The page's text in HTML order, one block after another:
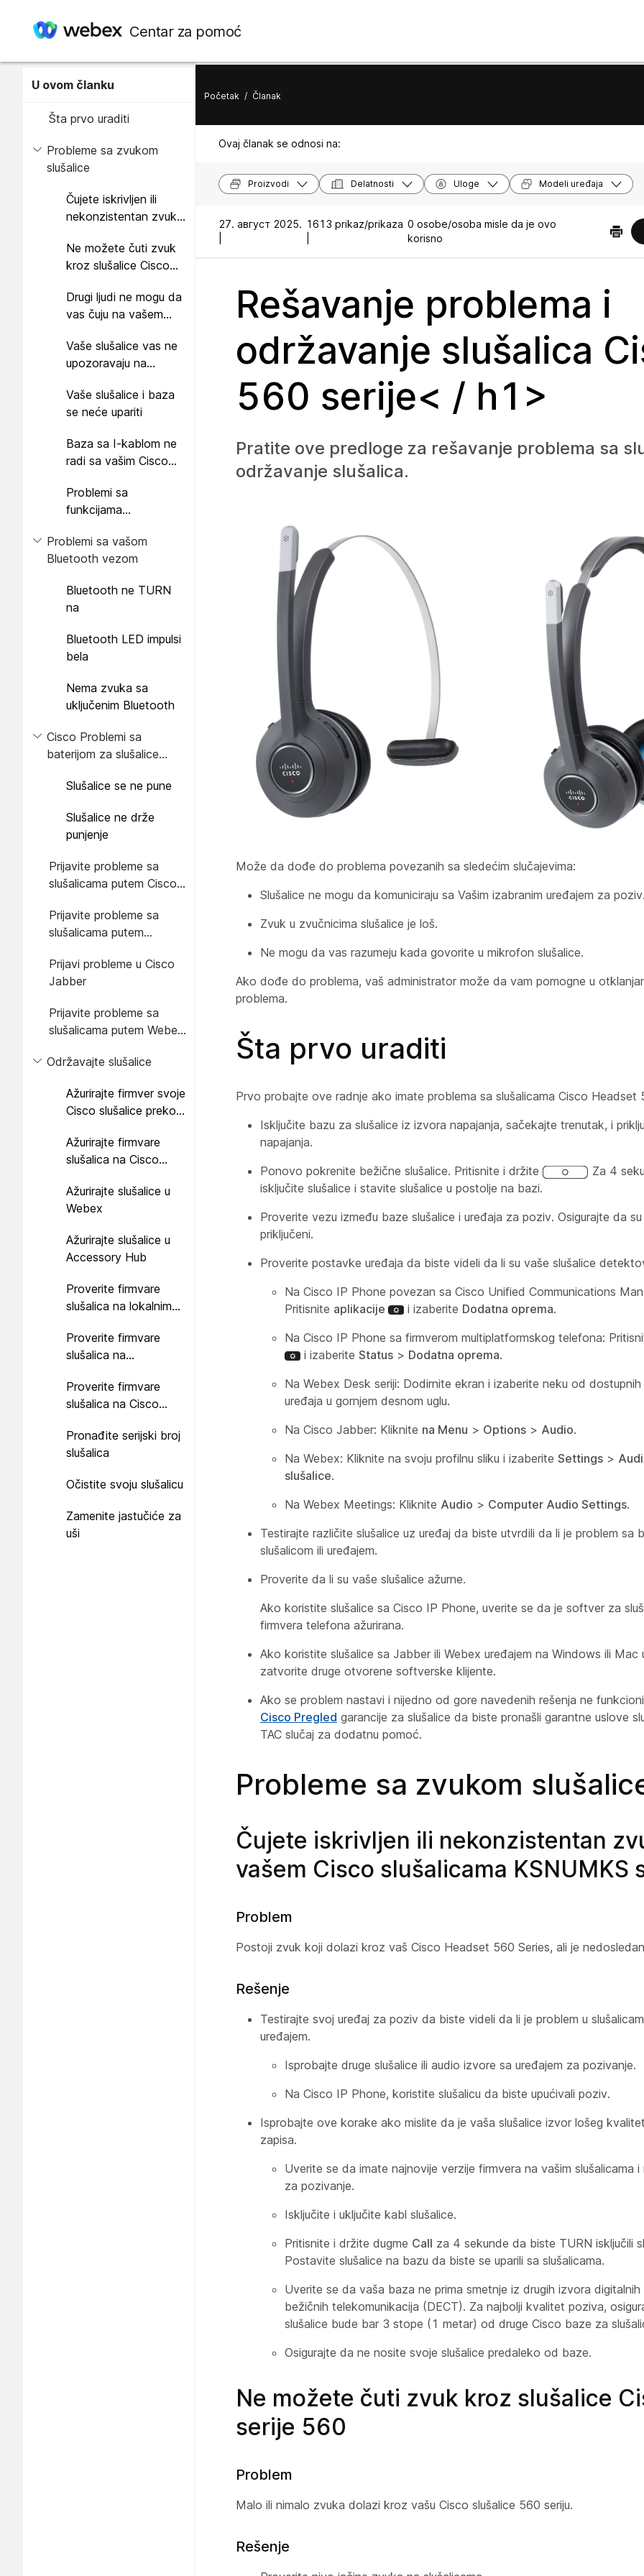
Centar za pomoć
U ovom članku
Šta prvo uraditi
Probleme sa zvukom
slušalice
Čujete iskrivljen ili
nekonzistentan zvuk u
slušalicama
KSNUMKS serije
Ne možete čuti zvuk
kroz slušalice Cisco
Drugi ljudi ne mogu da
vas čuju na vašem
serije
Vaše slušalice vas ne
upozoravaju na
Cisco IP Phone
Vaše slušalice i baza
se neće upariti
Baza sa I-kablom ne
radi sa vašim Cisco
Problemi sa
funkcijama
Cisco slušalicama
KSNUMKS serije
Problemi sa vašom
Bluetooth vezom
Bluetooth ne TURN
na
Bluetooth LED impulsi
bela
Nema zvuka sa
uključenim Bluetooth
Cisco Problemi sa
baterijom za slušalice
Slušalice se ne pune
Slušalice ne drže
punjenje
Prijavite probleme sa
slušalicama putem Cisco
Prijavite probleme sa
slušalicama putem
telefona
Prijavi probleme u Cisco
Jabber
Prijavite probleme sa
slušalicama putem Webex
Održavajte slušalice
Ažurirajte firmver svoje
Cisco slušalice preko
Ažurirajte firmvare
slušalica na Cisco
Ažurirajte slušalice u
Webex
Ažurirajte slušalice u
Accessory Hub
Proverite firmvare
slušalica na lokalnim
Proverite firmvare
slušalica na
telefonima
Proverite firmvare
slušalica na Cisco
Pronađite serijski broj
slušalica
Očistite svoju slušalicu
Zamenite jastučiće za
uši
Početak / Članak
Ovaj članak se odnosi na:
Proizvodi Delatnosti Uloge Modeli uređaja
27. август 2025. 1613 prikaz/prikaza 0 osobe/osoba misle da je ovo
korisno
Rešavanje problema i
održavanje slušalica
560 serije< / h1>
Pratite ove predloge za rešavanje problema sa
održavanje slušalica.
Može da dođe do problema povezanih sa sledećim slučajevima:
Slušalice ne mogu da komuniciraju sa Vašim izabranim uređajem za
Zvuk u zvučnicima slušalice je loš.
Ne mogu da vas razumeju kada govorite u mikrofon slušalice.
Ako dođe do problema, vaš administrator može da vam pomogne u
problema.
Šta prvo uraditi
Prvo probajte ove radnje ako imate problema sa slušalicama Cisco Headset
Isključite bazu za slušalice iz izvora napajanja, sačekajte trenutak, i
napajanja.
Ponovo pokrenite bežične slušalice. Pritisnite i držite
Za 4
isključite slušalice i stavite slušalice u postolje na bazi.
Proverite vezu između baze slušalice i uređaja za poziv. Osigurajte da
priključeni.
Proverite postavke uređaja da biste videli da li su vaše slušalice
Na Cisco IP Phone povezan sa Cisco Unified Communications
Pritisnite aplikacije i izaberite Dodatna oprema.
Na Cisco IP Phone sa firmverom multiplatformskog telefona:
i izaberiteStatus > Dodatna oprema.
Na Webex Desk seriji: Dodirnite ekran i izaberite neku od
uređaja u gornjem desnom uglu.
Na Cisco Jabber: Kliknite na Menu > Options > Audio.
Na Webex: Kliknite na svoju profilnu sliku i izaberite Settings >
slušalice.
Na Webex Meetings: Kliknite Audio > Computer Audio Settings.
Testirajte različite slušalice uz uređaj da biste utvrdili da li je problem sa
slušalicom ili uređajem.
Proverite da li su vaše slušalice ažurne.
Ako koristite slušalice sa Cisco IP Phone, uverite se da je softver za
firmvera telefona ažurirana.
Ako koristite slušalice sa Jabber ili Webex uređajem na Windows ili Mac
zatvorite druge otvorene softverske klijente.
Ako se problem nastavi i nijedno od gore navedenih rešenja ne
Cisco Pregled garancije za slušalice da biste pronašli garantne uslove
TAC slučaj za dodatnu pomoć.
Probleme sa zvukom
Čujete iskrivljen ili nekonzistentan
vašem Cisco slušalicama KSNUMKS
Problem
Postoji zvuk koji dolazi kroz vaš Cisco Headset 560 Series, ali je
Rešenje
Testirajte svoj uređaj za poziv da biste videli da li je problem u
uređajem.
Isprobajte druge slušalice ili audio izvore sa uređajem za pozivanje.
Na Cisco IP Phone, koristite slušalicu da biste upućivali poziv.
Isprobajte ove korake ako mislite da je vaša slušalice izvor lošeg
zapisa.
Uverite se da imate najnovije verzije firmvera na vašim slušalicama i
za pozivanje.
Isključite i uključite kabl slušalice.
Pritisnite i držite dugme Call za 4 sekunde da biste TURN isključili
Postavite slušalice na bazu da biste se uparili sa slušalicama.
Uverite se da vaša baza ne prima smetnje iz drugih izvora
bežičnih telekomunikacija (DECT). Za najbolji kvalitet poziva,
slušalice bude bar 3 stope (1 metar) od druge Cisco baze za
Osigurajte da ne nosite svoje slušalice predaleko od baze.
Ne možete čuti zvuk kroz slušalice
serije 560
Problem
Malo ili nimalo zvuka dolazi kroz vašu Cisco slušalice 560 seriju.
Rešenje